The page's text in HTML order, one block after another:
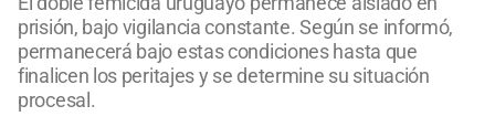
prisión, bajo vigilancia constante. Según se informó,
permanecerá bajo estas condiciones hasta que
finalicen los peritajes y se determine su situación
procesal.